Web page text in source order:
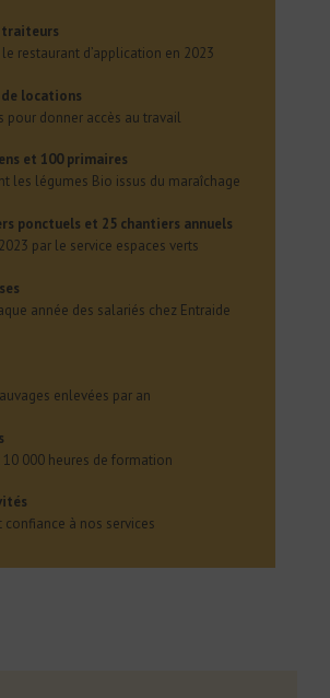
traiteurs
restaurant d’application en 2023
locations
pour donner accès au travail
et 100 primaires
les légumes Bio issus du maraîchage
ponctuels et 25 chantiers annuels
par le service espaces verts
année des salariés chez Entraide
enlevées par an
10 000 heures de formation
à nos services